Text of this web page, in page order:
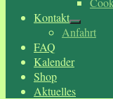
Kontakt
Anfahrt
FAQ
Kalender
Shop
Aktuelles